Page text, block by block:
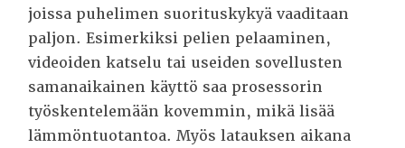
joissa puhelimen suorituskykyä vaaditaan
paljon. Esimerkiksi pelien pelaaminen,
videoiden katselu tai useiden sovellusten
samanaikainen käyttö saa prosessorin
työskentelemään kovemmin, mikä lisää
lämmöntuotantoa. Myös latauksen aikana